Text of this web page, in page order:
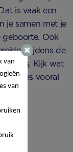
is vaak een
je samen met je
geboorte. Ook
tijdens de
. Kijk wat
en kies vooral
van
van